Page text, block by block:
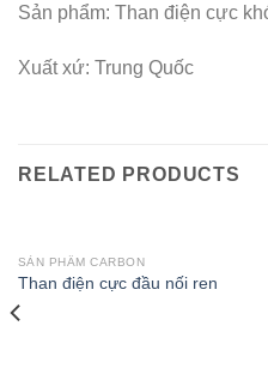
Sản phẩm: Than điện cực
Xuất xứ: Trung Quốc
RELATED PRODUCTS
SẢN PHẨM CARBON
Than điện cực đầu nối ren